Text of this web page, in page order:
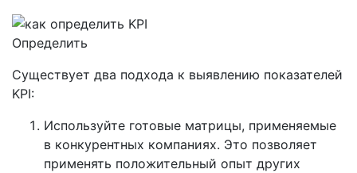
Определить
Существует два подхода к выявлению показателей
KPI:
Используйте готовые матрицы, применяемые
в конкурентных компаниях. Это позволяет
применять положительный опыт других